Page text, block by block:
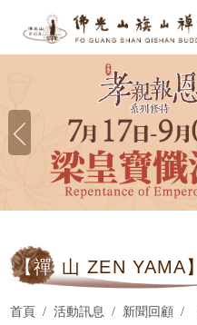
【禪 山 ZEN YAMA】
首頁 活動訊息 新聞回顧